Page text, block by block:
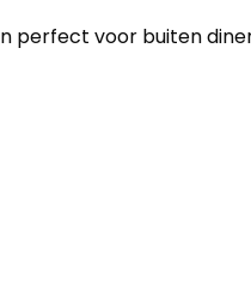
perfect voor buiten